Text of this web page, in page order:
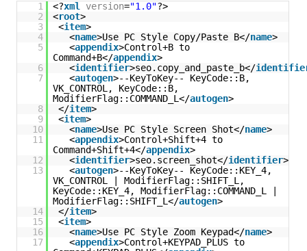
1 <?xml version="1.0"?>
2
<root>
3
<item>
4
<name>Use PC Style Copy/Paste B</name>
5
<appendix>Control+B to
Command+B</appendix>
6
<identifier>seo.copy_and_paste_b</
7
<autogen>--KeyToKey-- KeyCode::B,
VK_CONTROL, KeyCode::B,
ModifierFlag::COMMAND_L</autogen>
8
</item>
9
<item>
10
<name>Use PC Style Screen Shot</name>
11
<appendix>Control+Shift+4 to
Command+Shift+4</appendix>
12
<identifier>seo.screen_shot</identifier>
13
<autogen>--KeyToKey-- KeyCode::KEY_4,
VK_CONTROL | ModifierFlag::SHIFT_L,
KeyCode::KEY_4, ModifierFlag::COMMAND_L |
ModifierFlag::SHIFT_L</autogen>
14
</item>
15
<item>
16
<name>Use PC Style Zoom Keypad</name>
17
<appendix>Control+KEYPAD_PLUS to